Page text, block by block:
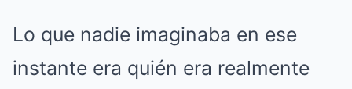
Lo que nadie imaginaba en ese
instante era quién era realmente